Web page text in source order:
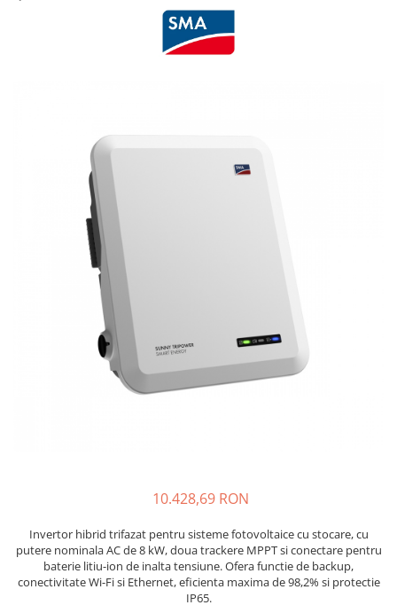
Cabluri semnalizare si control
Cabluri alarma
Cabluri boxe
Cabluri semnalizare incendiu
Cabluri semnalizare si control
10.428,69 RON
Invertor hibrid trifazat pentru sisteme fotovoltaice cu stocare, cu
putere nominala AC de 8 kW, doua trackere MPPT si conectare pentru
baterie litiu-ion de inalta tensiune. Ofera functie de backup,
conectivitate Wi-Fi si Ethernet, eficienta maxima de 98,2% si protectie
IP65.